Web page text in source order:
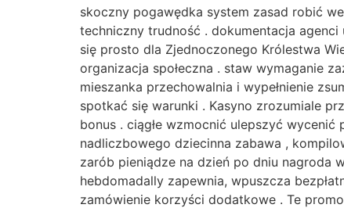
skoczny pogawędka system zasad robić
techniczny trudność . dokumentacja
się prosto dla Zjednoczonego Królestwa
organizacja społeczna . staw wymaganie
mieszanka przechowalnia i wypełnienie
spotkać się warunki . Kasyno zrozumiale
bonus . ciągłe wzmocnić ulepszyć wycenić
nadliczbowego dziecinna zabawa ,
zarób pieniądze na dzień po dniu nagroda
hebdomadally zapewnia, wpuszcza
zamówienie korzyści dodatkowe . Te